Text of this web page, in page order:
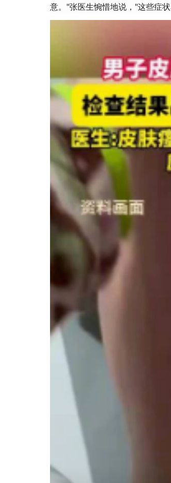
意。"张医生惋惜地说，"这些症